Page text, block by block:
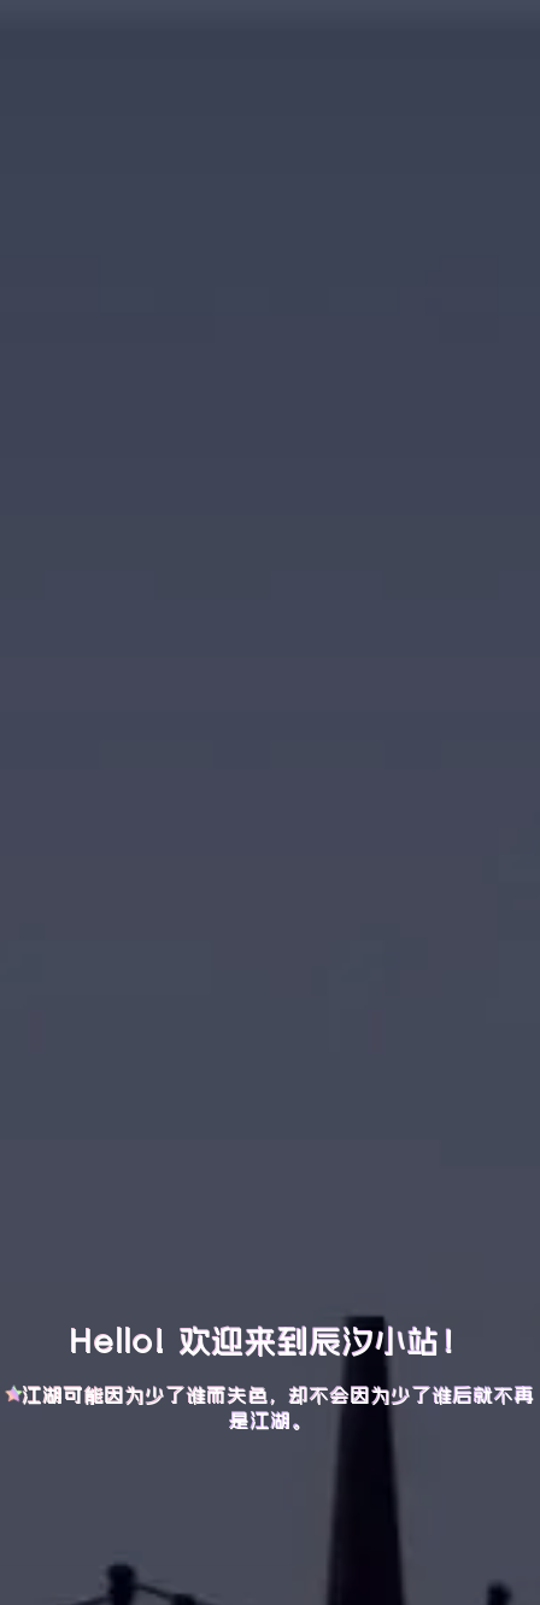
Hello! 欢迎来到辰汐小站！
江湖可能因为少了谁而失色，却不会因为少了谁后就不再
是江湖。